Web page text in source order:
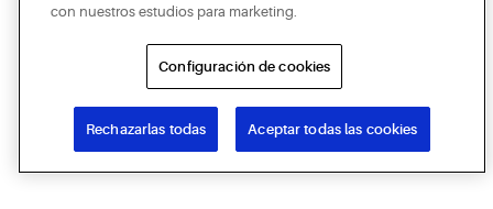
con nuestros estudios para marketing.
Configuración de cookies
Rechazarlas todas Aceptar todas las cookies